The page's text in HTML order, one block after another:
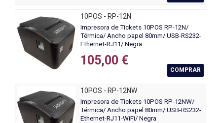
10POS - RP-12N
Impresora de Tickets 10POS RP-12N/
Térmica/ Ancho papel 80mm/ USB-RS232-
Ethernet-RJ11/ Negra
105,00 €
COMPRAR
10POS - RP-12NW
Impresora de Tickets 10POS RP-12NW/
Térmica/ Ancho papel 80mm/ USB-RS232-
Ethernet-RJ11-WiFi/ Negra